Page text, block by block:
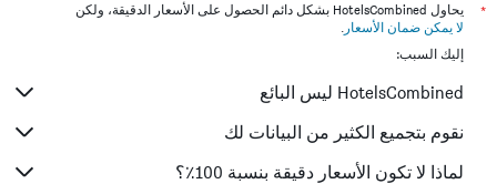
*
يحاول HotelsCombined بشكل دائم الحصول على الأسعار الدقيقة، ولكن
لا يمكن ضمان الأسعار .
إليك السبب:
HotelsCombined ليس البائع
نقوم بتجميع الكثير من البيانات لك
لماذا لا تكون الأسعار دقيقة بنسبة 100٪؟